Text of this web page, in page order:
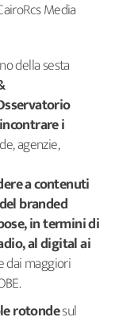
Media
della sesta
incontrare i
agenzie,
a contenuti
branded
in termini di
al digital ai
dai maggiori
rotondesul